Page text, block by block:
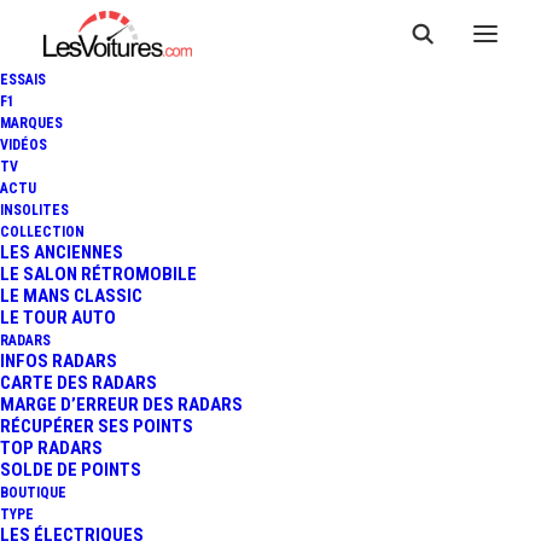
ESSAIS
F1
MARQUES
VIDÉOS
TV
ACTU
INSOLITES
COLLECTION
LES ANCIENNES
LE SALON RÉTROMOBILE
LE MANS CLASSIC
LE TOUR AUTO
RADARS
INFOS RADARS
CARTE DES RADARS
MARGE D’ERREUR DES RADARS
RÉCUPÉRER SES POINTS
TOP RADARS
SOLDE DE POINTS
BOUTIQUE
TYPE
LES ÉLECTRIQUES
16 mars 2020
ALFA ROMEO GIULIA